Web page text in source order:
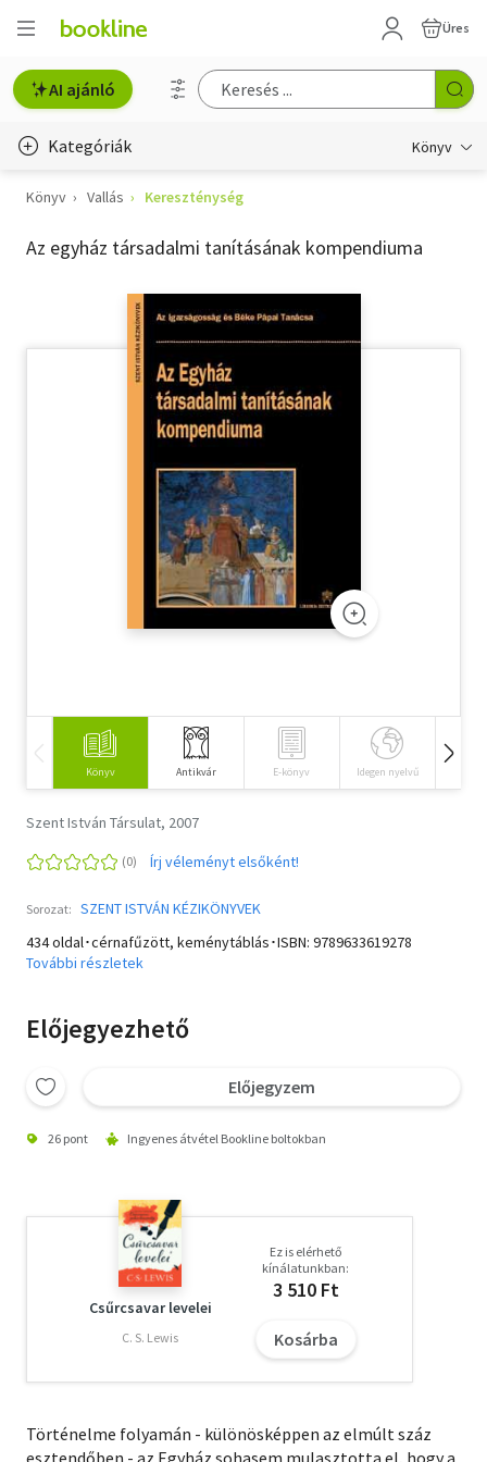
Üres
AI ajánló
Kategóriák Könyv
Életmód, egészség
Erotika
Gyermek- és ifjúsági
Hobbi, szabadidő
Tankönyv, segédkönyv
Történelem
Könyv Vallás Kereszténység
Az egyház társadalmi tanításának kompendiuma
Könyv Antikvár E-könyv Idegen nyelvű
Szent István Társulat, 2007
Írj véleményt elsőként!
Sorozat: SZENT ISTVÁN KÉZIKÖNYVEK
434 oldal･cérnafűzött, keménytáblás･ISBN: 9789633619278
További részletek
Előjegyezhető
Előjegyzem
26 pont Ingyenes átvétel Bookline boltokban
Csűrcsavar levelei
C. S. Lewis
Ez is elérhető
kínálatunkban:
3 510 Ft
Kosárba
Történelme folyamán - különösképpen az elmúlt száz